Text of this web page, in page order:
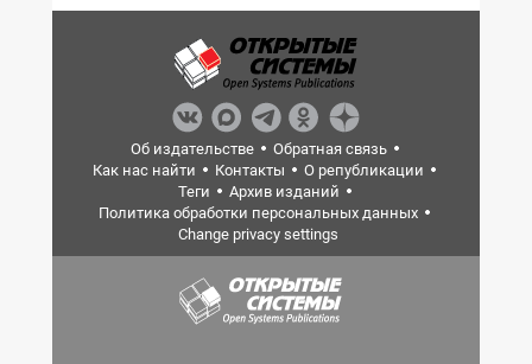
Об издательстве
Обратная связь
Как нас найти
Контакты
О републикации
Теги
Архив изданий
Политика обработки персональных данных
Change privacy settings